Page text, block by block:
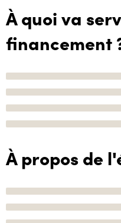
À quoi va
financement
À propos de